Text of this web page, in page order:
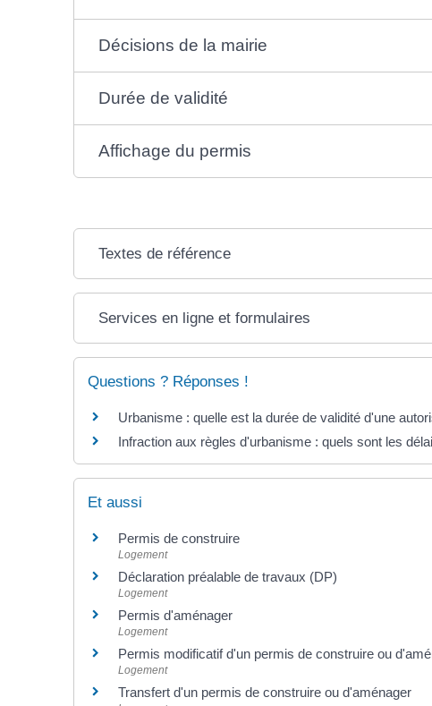
Décisions de la mairie
Durée de validité
Affichage du permis
Textes de référence
Services en ligne et formulaires
Questions ? Réponses !
Urbanisme : quelle est la durée de validité d'une
Infraction aux règles d'urbanisme : quels sont les
Et aussi
Permis de construire
Logement
Déclaration préalable de travaux (DP)
Logement
Permis d'aménager
Logement
Permis modificatif d'un permis de construire ou
Logement
Transfert d'un permis de construire ou d'aménager